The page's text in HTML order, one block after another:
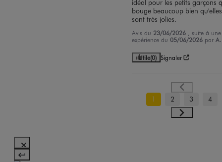
idéal pour les petits garçons
bouge beaucoup bien qu'elles
sont très jolies.
Avis du 23/06/2026
, suite à une
expérience du05/06/2026 par
Utile(0) Signaler
1 2 3 4